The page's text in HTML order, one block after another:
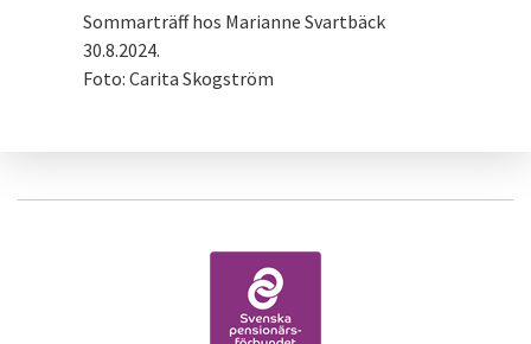
Sommarträff hos Marianne Svartbäck
30.8.2024.
Foto: Carita Skogström